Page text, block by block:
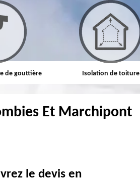
de gouttière Isolation de toiture
Et Marchipont
le devis en